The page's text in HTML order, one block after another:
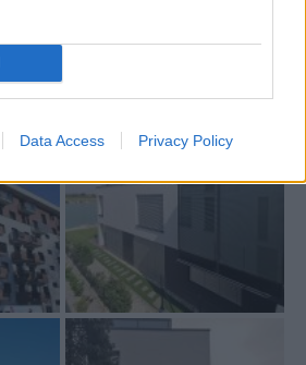
Data Access Privacy Policy